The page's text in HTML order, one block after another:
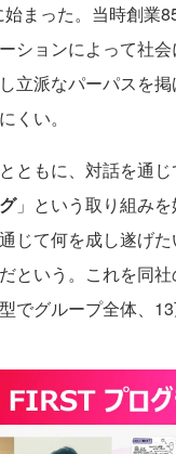
まった。当時創業
ションによって社
立派なパーパスを
くい。
ともに、対話を通
」という取り組み
じて何を成し遂げ
という。これを同
でグループ全体、13